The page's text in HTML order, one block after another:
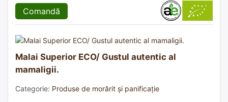
Comandă
Malai Superior ECO/ Gustul autentic al
mamaligii.
Categorie: Produse de morărit și panificație